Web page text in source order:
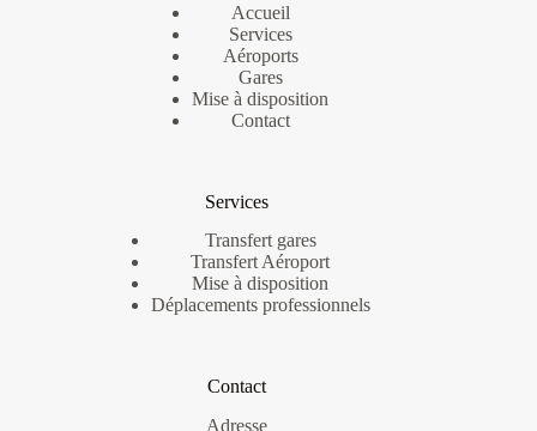
Accueil
Services
Aéroports
Gares
Mise à disposition
Contact
Services
Transfert gares
Transfert Aéroport
Mise à disposition
Déplacements professionnels
Contact
Adresse